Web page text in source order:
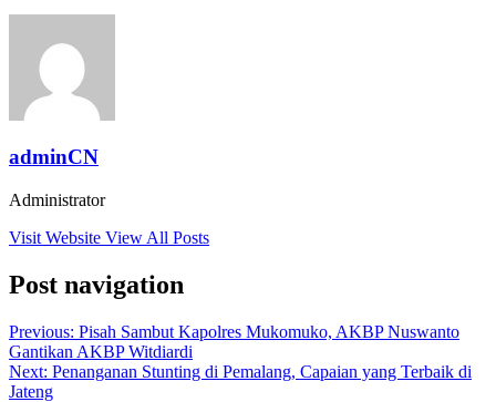
adminCN
Administrator
Visit Website View All Posts
Post navigation
Previous: Pisah Sambut Kapolres Mukomuko, AKBP Nuswanto
Gantikan AKBP Witdiardi
Next: Penanganan Stunting di Pemalang, Capaian yang Terbaik di
Jateng